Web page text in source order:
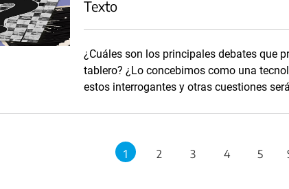
Texto
¿Cuáles son los principales debates que
tablero? ¿Lo concebimos como una
estos interrogantes y otras cuestiones
1 2 3 4 5